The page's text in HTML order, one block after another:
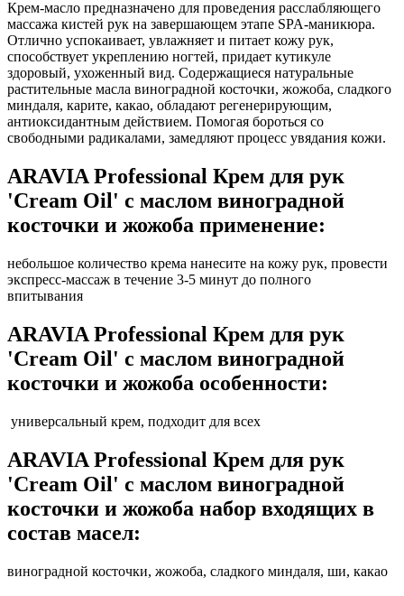
Крем-масло предназначено для проведения расслабляющего
массажа кистей рук на завершающем этапе SPA-маникюра.
Отлично успокаивает, увлажняет и питает кожу рук,
способствует укреплению ногтей, придает кутикуле
здоровый, ухоженный вид. Содержащиеся натуральные
растительные масла виноградной косточки, жожоба, сладкого
миндаля, карите, какао, обладают регенерирующим,
антиоксидантным действием. Помогая бороться со
свободными радикалами, замедляют процесс увядания кожи.
ARAVIA Professional Крем для рук
'Cream Oil' с маслом виноградной
косточки и жожоба применение:
небольшое количество крема нанесите на кожу рук, провести
экспресс-массаж в течение 3-5 минут до полного
впитывания
ARAVIA Professional Крем для рук
'Cream Oil' с маслом виноградной
косточки и жожоба особенности:
универсальный крем, подходит для всех
ARAVIA Professional Крем для рук
'Cream Oil' с маслом виноградной
косточки и жожоба набор входящих в
состав масел:
виноградной косточки, жожоба, сладкого миндаля, ши, какао